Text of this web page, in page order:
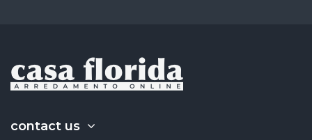
contact us